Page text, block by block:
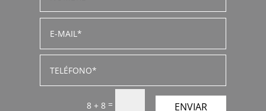
8 + 8 = ENVIAR